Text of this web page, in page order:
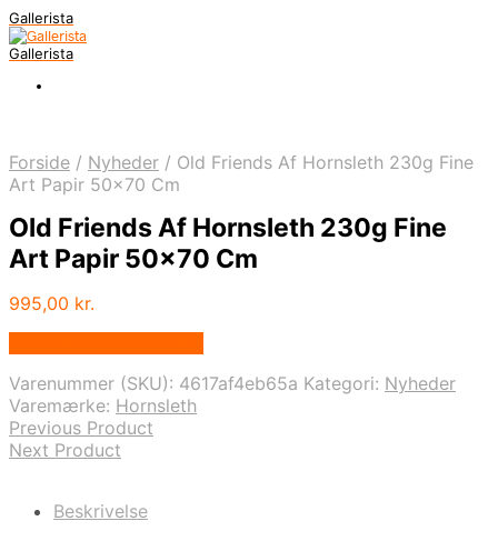
Gallerista
Gallerista
Forside / Nyheder / Old Friends Af Hornsleth 230g Fine
Art Papir 50×70 Cm
Old Friends Af Hornsleth 230g Fine
Art Papir 50×70 Cm
995,00 kr.
Varenummer (SKU): 4617af4eb65a Kategori: Nyheder
Varemærke: Hornsleth
Previous Product
Next Product
Beskrivelse